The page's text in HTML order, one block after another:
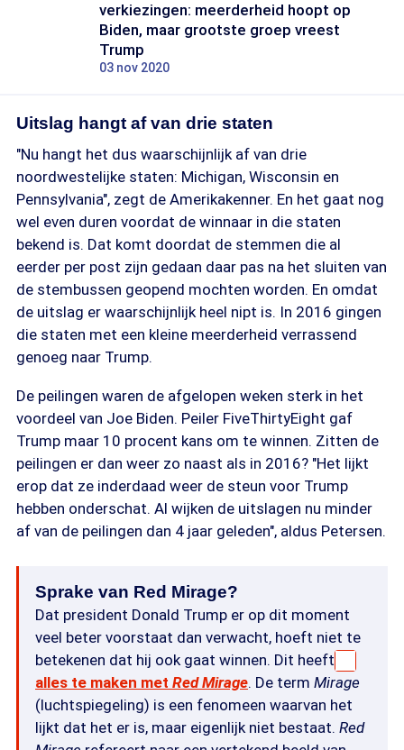
verkiezingen: meerderheid hoopt op
Biden, maar grootste groep vreest
Trump
03 nov 2020
Uitslag hangt af van drie staten
"Nu hangt het dus waarschijnlijk af van drie
noordwestelijke staten: Michigan, Wisconsin en
Pennsylvania", zegt de Amerikakenner. En het gaat nog
wel even duren voordat de winnaar in die staten
bekend is. Dat komt doordat de stemmen die al
eerder per post zijn gedaan daar pas na het sluiten van
de stembussen geopend mochten worden. En omdat
de uitslag er waarschijnlijk heel nipt is. In 2016 gingen
die staten met een kleine meerderheid verrassend
genoeg naar Trump.
De peilingen waren de afgelopen weken sterk in het
voordeel van Joe Biden. Peiler FiveThirtyEight gaf
Trump maar 10 procent kans om te winnen. Zitten de
peilingen er dan weer zo naast als in 2016? "Het lijkt
erop dat ze inderdaad weer de steun voor Trump
hebben onderschat. Al wijken de uitslagen nu minder
af van de peilingen dan 4 jaar geleden", aldus Petersen.
Sprake van Red Mirage?
Dat president Donald Trump er op dit moment
veel beter voorstaat dan verwacht, hoeft niet te
betekenen dat hij ook gaat winnen. Dit heeft
alles te maken met Red Mirage. De term Mirage
(luchtspiegeling) is een fenomeen waarvan het
lijkt dat het er is, maar eigenlijk niet bestaat. Red